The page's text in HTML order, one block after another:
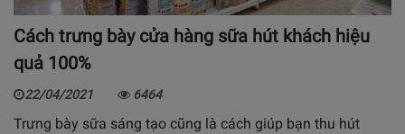
Cách trưng bày cửa hàng sữa hút khách hiệu
quả 100%
22/04/2021 6464
Trưng bày sữa sáng tạo cũng là cách giúp bạn thu hút